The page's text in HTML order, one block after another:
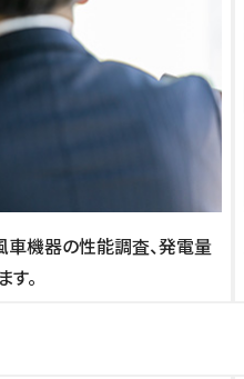
車機器の性能調査、発電量
。